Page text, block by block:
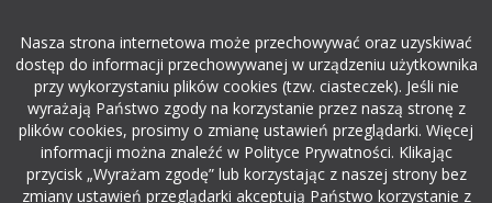
Dodaj ogłoszenie o pracę
rekrutacja w it
Nasza strona internetowa może przechowywać oraz uzyskiwać
dostęp do informacji przechowywanej w urządzeniu użytkownika
przy wykorzystaniu plików cookies (tzw. ciasteczek). Jeśli nie
wyrażają Państwo zgody na korzystanie przez naszą stronę z
plików cookies, prosimy o zmianę ustawień przeglądarki. Więcej
informacji można znaleźć w Polityce Prywatności. Klikając
przycisk „Wyrażam zgodę” lub korzystając z naszej strony bez
zmiany ustawień przeglądarki akceptują Państwo korzystanie z